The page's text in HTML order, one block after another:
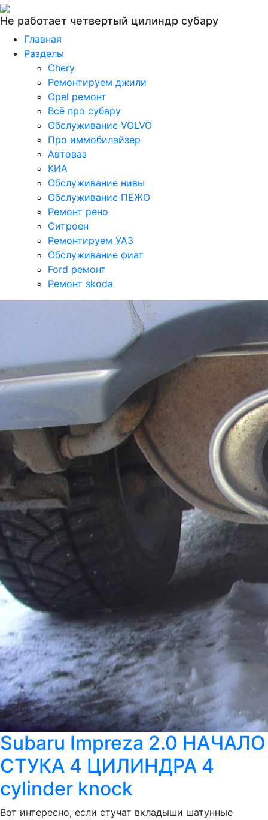
Не работает четвертый цилиндр субару
Главная
Разделы
Chery
Ремонтируем джили
Opel ремонт
Всё про субару
Обслуживание VOLVO
Про иммобилайзер
Автоваз
КИА
Обслуживание нивы
Обслуживание ПЕЖО
Ремонт рено
Ситроен
Ремонтируем УАЗ
Обслуживание фиат
Ford ремонт
Ремонт skoda
Subaru Impreza 2.0 НАЧАЛО
СТУКА 4 ЦИЛИНДРА 4
cylinder knock
Вот интересно, если стучат вкладыши шатунные